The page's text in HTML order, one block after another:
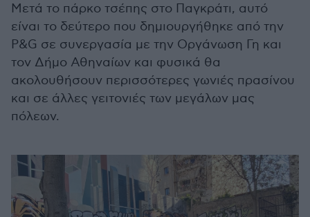
Μετά το πάρκο τσέπης στο Παγκράτι, αυτό
είναι το δεύτερο που δημιουργήθηκε από την
P&G σε συνεργασία με την Οργάνωση Γη και
τον Δήμο Αθηναίων και φυσικά θα
ακολουθήσουν περισσότερες γωνιές πρασίνου
και σε άλλες γειτονιές των μεγάλων μας
πόλεων.